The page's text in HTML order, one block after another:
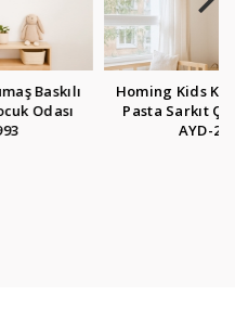
Homing Kids Kumaş Baskılı
Pasta Sarkıt Çocuk Odası